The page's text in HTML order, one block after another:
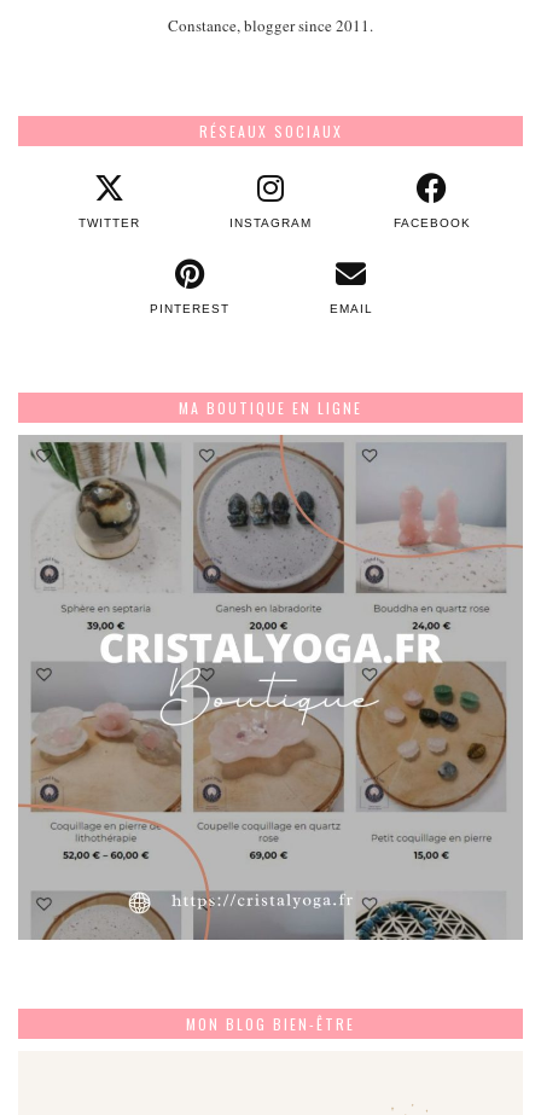
Constance, blogger since 2011.
RÉSEAUX SOCIAUX
TWITTER INSTAGRAM FACEBOOK
PINTEREST EMAIL
MA BOUTIQUE EN LIGNE
MON BLOG BIEN-ÊTRE